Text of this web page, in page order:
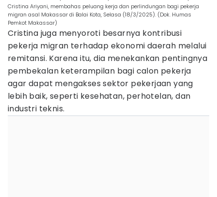
Cristina Ariyani, membahas peluang kerja dan perlindungan bagi pekerja
migran asal Makassar di Balai Kota, Selasa (18/3/2025). (Dok. Humas
Pemkot Makassar)
Cristina juga menyoroti besarnya kontribusi
pekerja migran terhadap ekonomi daerah melalui
remitansi. Karena itu, dia menekankan pentingnya
pembekalan keterampilan bagi calon pekerja
agar dapat mengakses sektor pekerjaan yang
lebih baik, seperti kesehatan, perhotelan, dan
industri teknis.